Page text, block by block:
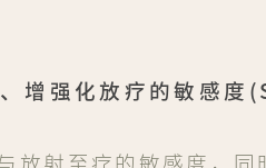
增强化放疗的敏感